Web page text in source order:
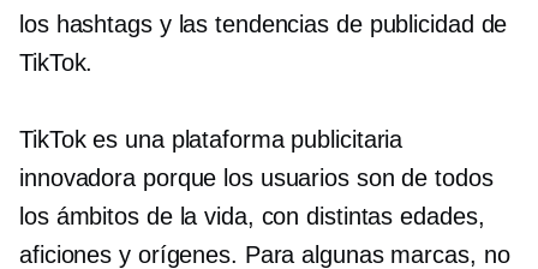
los hashtags y las tendencias de publicidad de
TikTok.
TikTok es una plataforma publicitaria
innovadora porque los usuarios son de todos
los ámbitos de la vida, con distintas edades,
aficiones y orígenes. Para algunas marcas, no